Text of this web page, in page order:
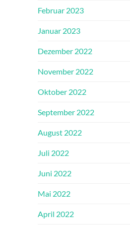
Februar 2023
Januar 2023
Dezember 2022
November 2022
Oktober 2022
September 2022
August 2022
Juli 2022
Juni 2022
Mai 2022
April 2022